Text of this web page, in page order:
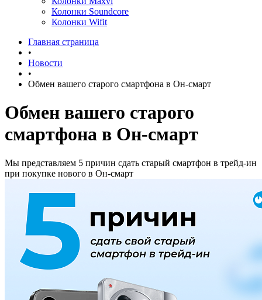
Колонки Soundcore
Колонки Wifit
Главная страница
•
Новости
•
Обмен вашего старого смартфона в Он-смарт
Обмен вашего старого
смартфона в Он-смарт
Мы представляем 5 причин сдать старый смартфон в трейд-ин
при покупке нового в Он-смарт